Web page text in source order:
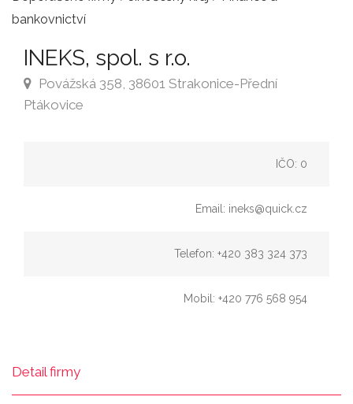
bankovnictví
INEKS, spol. s r.o.
Povážská 358, 38601 Strakonice-Přední
Ptákovice
IČO: 0
Email: ineks@quick.cz
Telefon: +420 383 324 373
Mobil: +420 776 568 954
Detail firmy